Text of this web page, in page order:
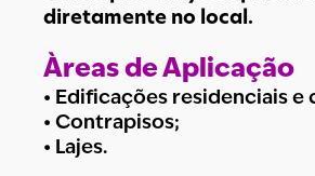
diretamente no local.
Àreas de Aplicação
• Edificações residenciais
• Contrapisos;
• Lajes.